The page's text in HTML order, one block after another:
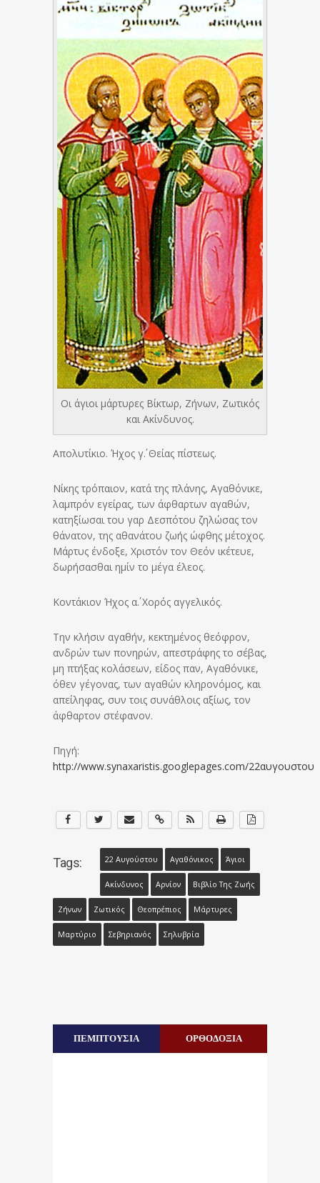
Οι άγιοι μάρτυρες Βίκτωρ, Ζήνων, Ζωτικός
και Ακίνδυνος.
Απολυτίκιο. Ήχος γ΄. Θείας πίστεως.
Νίκης τρόπαιον, κατά της πλάνης, Αγαθόνικε,
λαμπρόν εγείρας, των άφθαρτων αγαθών,
κατηξίωσαι του γαρ Δεσπότου ζηλώσας τον
θάνατον, της αθανάτου ζωής ώφθης μέτοχος.
Μάρτυς ένδοξε, Χριστόν τον Θεόν ικέτευε,
δωρήσασθαι ημίν το μέγα έλεος.
Κοντάκιον Ήχος α΄. Χορός αγγελικός.
Την κλήσιν αγαθήν, κεκτημένος θεόφρον,
ανδρών των πονηρών, απεστράφης το σέβας,
μη πτήξας κολάσεων, είδος παν, Αγαθόνικε,
όθεν γέγονας, των αγαθών κληρονόμος, και
απείληφας, συν τοις συνάθλοις αξίως, τον
άφθαρτον στέφανον.
Πηγή:
http://www.synaxaristis.googlepages.com/22αυγουστου
Tags: 22 Αυγούστου Αγαθόνικος Άγιοι
Ακίνδυνος Αρνίον Βιβλίο Της Ζωής
Ζήνων Ζωτικός Θεοπρέπιος Μάρτυρες
Μαρτύριο Σεβηριανός Σηλυβρία
ΠΕΜΠΤΟΥΣΙΑ ΟΡΘΟΔΟΞΙΑ